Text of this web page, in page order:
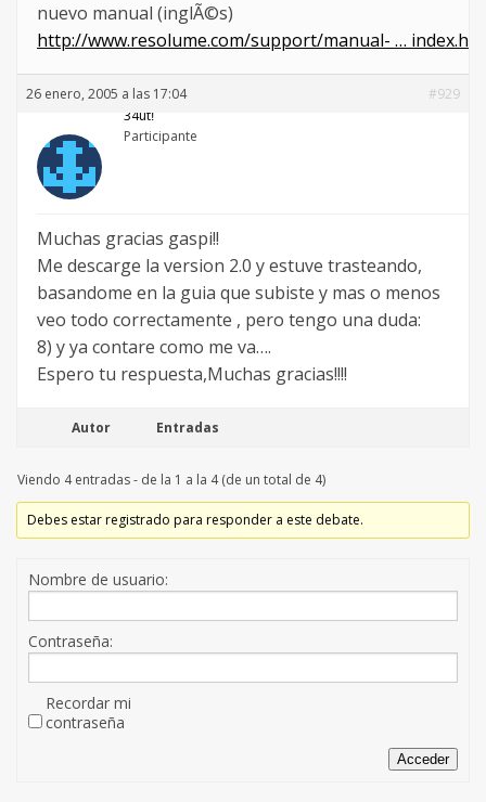
nuevo manual (inglÃ©s)
http://www.resolume.com/support/manual- …
26 enero, 2005 a las 17:04
#929
34utǃ
Participante
Muchas gracias gaspi!!
Me descarge la version 2.0 y estuve trasteando,
basandome en la guia que subiste y mas o menos
veo todo correctamente , pero tengo una duda:
8) y ya contare como me va….
Espero tu respuesta,Muchas gracias!!!!
Autor Entradas
Viendo 4 entradas - de la 1 a la 4 (de un total de 4)
Debes estar registrado para responder a este debate.
Nombre de usuario:
Contraseña:
Recordar mi
contraseña
Acceder